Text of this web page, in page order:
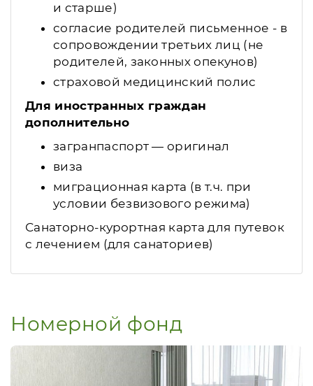
и старше)
согласие родителей письменное - в
сопровождении третьих лиц (не
родителей, законных опекунов)
страховой медицинский полис
Для иностранных граждан
дополнительно
загранпаспорт — оригинал
виза
миграционная карта (в т.ч. при
условии безвизового режима)
Санаторно-курортная карта для путевок
с лечением (для санаториев)
Номерной фонд